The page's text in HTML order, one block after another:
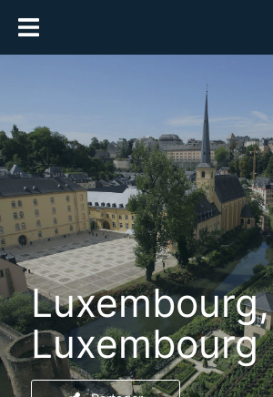
Luxembourg,
Luxembourg